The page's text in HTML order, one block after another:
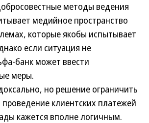
методы ведения
медийное пространство
которые якобы испытывает
если ситуация не
банк может ввести
меры.
но решение ограничить
проведение клиентских платежей
кажется вполне логичным.